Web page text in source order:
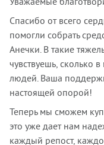
Спасибо от всего
помогли собрать
Анечки. В такие
чувствуешь,
людей. Ваша
настоящей опорой!
Теперь мы сможем
это уже дает нам
каждый репост,